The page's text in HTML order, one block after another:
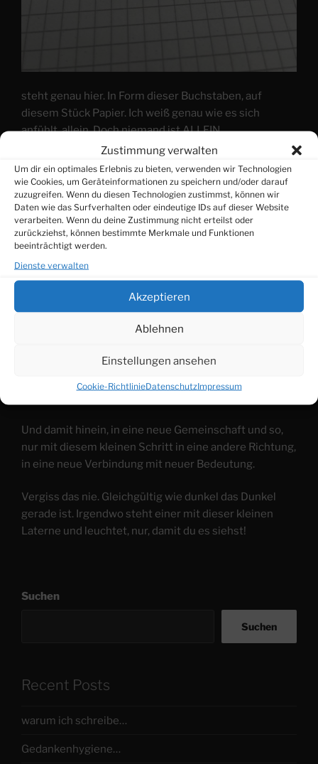
Zustimmung verwalten
Um dir ein optimales Erlebnis zu bieten, verwenden wir Technologien
wie Cookies, um Geräteinformationen zu speichern und/oder darauf
zuzugreifen. Wenn du diesen Technologien zustimmst, können wir
Daten wie das Surfverhalten oder eindeutige IDs auf dieser Website
verarbeiten. Wenn du deine Zustimmung nicht erteilst oder
zurückziehst, können bestimmte Merkmale und Funktionen
beeinträchtigt werden.
Dienste verwalten
Akzeptieren
Ablehnen
Einstellungen ansehen
Cookie-RichtlinieDatenschutzImpressum
steht genau hier. In Form dieser Buchstaben, auf
diesem Stück Papier. Ich weiß genau wie es sich
anfühlt, allein. Doch niemand ist ALLEIN.
Wäre es eine Option, dieses Allein, dann mach dir klar:
Allein, auf diesem Planten, in dieser Welt, würden wir
nur wenige Tage überleben. (nicht mal die Survival-
Helden würden ohne ihr Kamera-Team survivaln!)
Wir sind Teil einer Gemeinschaft, die sich, ok,
zugegeben, manchmal gut versteckt, doch sie ist DA.
Niemand ist allein.
schlichtweg zu klein.
Und damit hinein, in eine neue Gemeinschaft und so,
nur mit diesem kleinen Schritt in eine andere Richtung,
in eine neue Verbindung mit neuer Bedeutung.
Vergiss das nie. Gleichgültig wie dunkel das Dunkel
gerade ist. Irgendwo steht einer mit dieser kleinen
Laterne und leuchtet, nur, damit du es siehst!
Suchen
Suchen
Recent Posts
warum ich schreibe…
Gedankenhygiene…